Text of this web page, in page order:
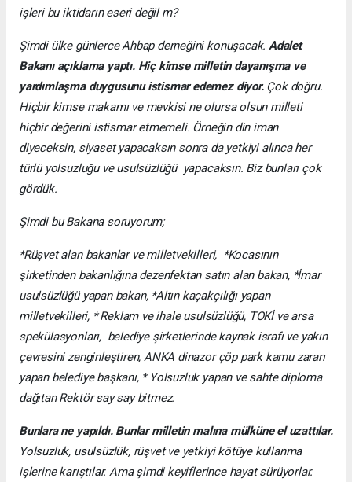
işleri bu iktidarın eseri değil m?
Şimdi ülke günlerce Ahbap derneğini konuşacak. Adalet
Bakanı açıklama yaptı. Hiç kimse milletin dayanışma ve
yardımlaşma duygusunu istismar edemez diyor.Çok doğru.
Hiçbir kimse makamı ve mevkisi ne olursa olsun milleti
hiçbir değerini istismar etmemeli. Örneğin din iman
diyeceksin, siyaset yapacaksın sonra da yetkiyi alınca her
türlü yolsuzluğu ve usulsüzlüğü yapacaksın. Biz bunları çok
gördük.
Şimdi bu Bakana soruyorum;
*Rüşvet alan bakanlar ve milletvekilleri, *Kocasının
şirketinden bakanlığına dezenfektan satın alan bakan, *İmar
usulsüzlüğü yapan bakan, *Altın kaçakçılığı yapan
milletvekilleri, * Reklam ve ihale usulsüzlüğü, TOKİ ve arsa
spekülasyonları, belediye şirketlerinde kaynak israfı ve yakın
çevresini zenginleştiren, ANKA dinazor çöp park kamu zararı
yapan belediye başkanı, * Yolsuzluk yapan ve sahte diploma
dağıtan Rektör say say bitmez.
Bunlara ne yapıldı. Bunlar milletin malına mülküne el uzattılar.
Yolsuzluk, usulsüzlük, rüşvet ve yetkiyi kötüye kullanma
işlerine karıştılar. Ama şimdi keyiflerince hayat sürüyorlar.